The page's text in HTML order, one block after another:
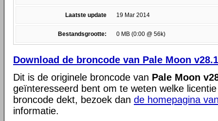
Laatste update 19 Mar 2014
Bestandsgrootte: 0 MB (0:00 @ 56k)
Download de broncode van Pale Moon
Dit is de originele broncode van Pale Moon
geïnteresseerd bent om te weten welke
broncode dekt, bezoek dan de homepagina
informatie.